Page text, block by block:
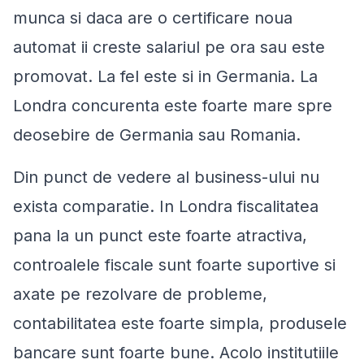
munca si daca are o certificare noua
automat ii creste salariul pe ora sau este
promovat. La fel este si in Germania. La
Londra concurenta este foarte mare spre
deosebire de Germania sau Romania.
Din punct de vedere al business-ului nu
exista comparatie. In Londra fiscalitatea
pana la un punct este foarte atractiva,
controalele fiscale sunt foarte suportive si
axate pe rezolvare de probleme,
contabilitatea este foarte simpla, produsele
bancare sunt foarte bune. Acolo institutiile